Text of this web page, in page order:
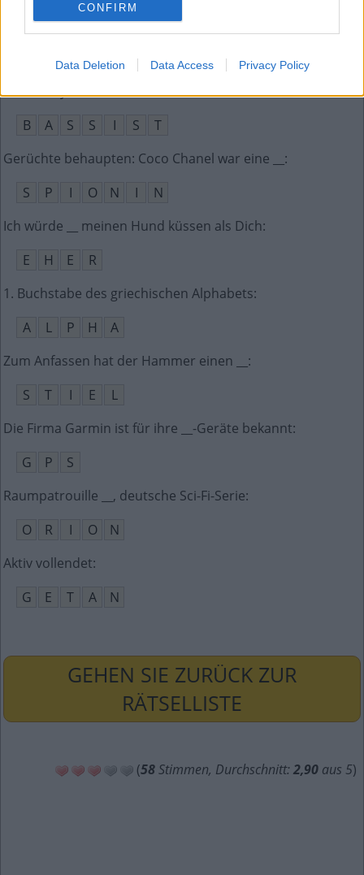
CONFIRM
Data Deletion Data Access Privacy Policy
Dieser Laut beendet jede Runde beim Boxen
N
G
Der Heavy-Metal-Musiker Cliff Burton war ein __:
B
A S S I S
T
Gerüchte behaupten: Coco Chanel war eine __ :
S
P I O N I
N
Ich würde __ meinen Hund küssen als Dich:
E
H E
R
1. Buchstabe des griechischen Alphabets:
A
L P H
A
Zum Anfassen hat der Hammer einen __ :
S
T I E
L
Die Firma Garmin ist für ihre __-Geräte bekannt:
G
P
S
Raumpatrouille __, deutsche Sci-Fi-Serie:
O
R I O
N
Aktiv vollendet:
G
E T A N
GEHEN SIE ZURÜCK ZUR
RÄTSELLISTE
(58Stimmen, Durchschnitt: 2,90 aus 5)